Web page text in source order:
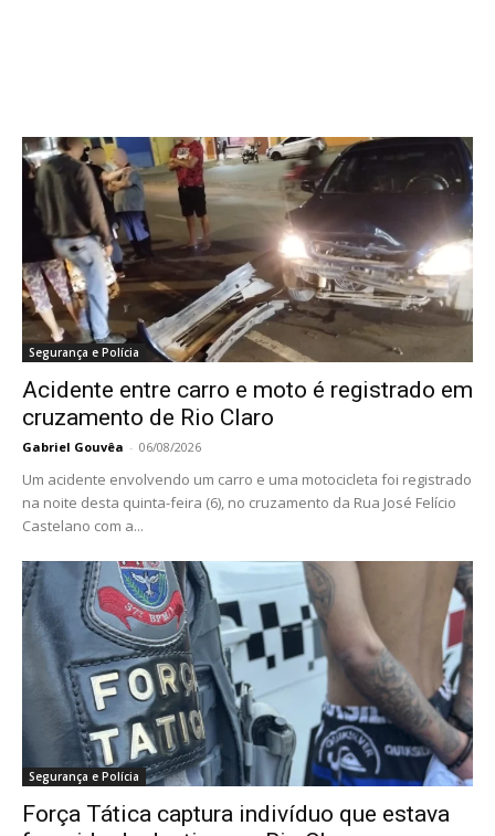
Segurança e Polícia
Acidente entre carro e moto é registrado em
cruzamento de Rio Claro
Gabriel Gouvêa - 06/08/2026
Um acidente envolvendo um carro e uma motocicleta foi registrado
na noite desta quinta-feira (6), no cruzamento da Rua José Felício
Castelano com a...
Segurança e Polícia
Força Tática captura indivíduo que estava